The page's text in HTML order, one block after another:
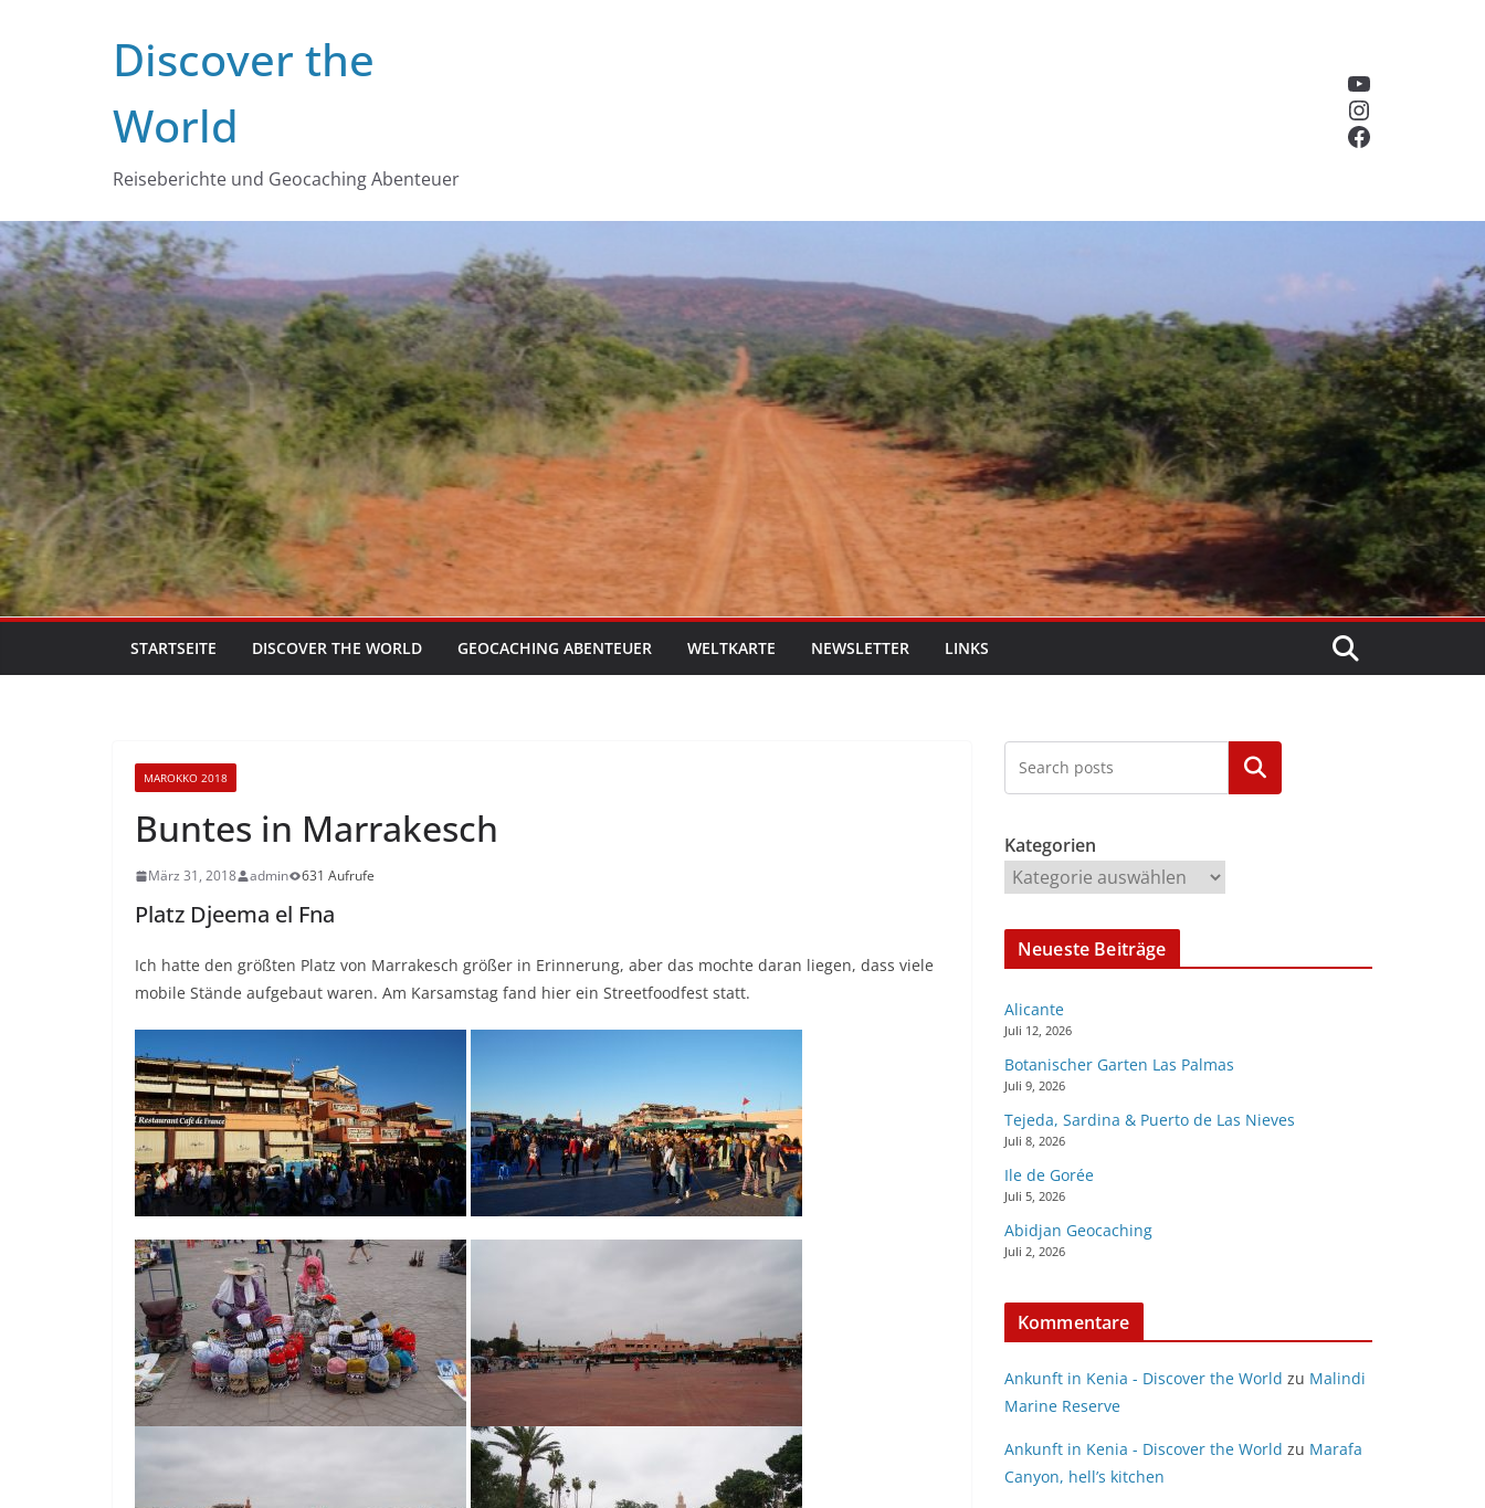
Discover the
World
Reiseberichte und Geocaching Abenteuer
YouTube
Instagram
Facebook
STARTSEITE DISCOVER THE WORLD GEOCACHING ABENTEUER WELTKARTE NEWSLETTER LINKS
MAROKKO 2018
Buntes in Marrakesch
März 31, 2018 admin 631 Aufrufe
Platz Djeema el Fna
Ich hatte den größten Platz von Marrakesch größer in Erinnerung, aber das mochte daran liegen, dass viele
mobile Stände aufgebaut waren. Am Karsamstag fand hier ein Streetfoodfest statt.
Kategorien
Kategorien
Neueste Beiträge
Alicante
Juli 12, 2026
Botanischer Garten Las Palmas
Juli 9, 2026
Tejeda, Sardina & Puerto de Las Nieves
Juli 8, 2026
Ile de Gorée
Juli 5, 2026
Abidjan Geocaching
Juli 2, 2026
Kommentare
Ankunft in Kenia - Discover the World zu Malindi
Marine Reserve
Ankunft in Kenia - Discover the World zu Marafa
Canyon, hell’s kitchen